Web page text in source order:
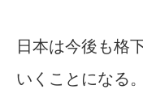
日本は今後も格
いくことになる。